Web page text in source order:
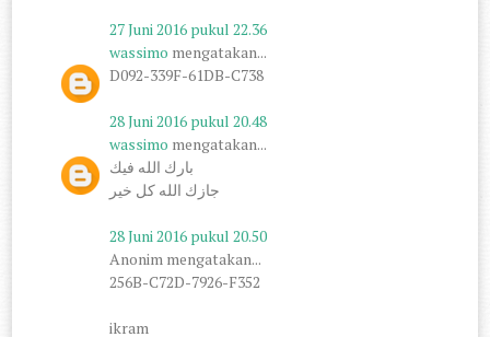
27 Juni 2016 pukul 22.36
wassimo mengatakan...
D092-339F-61DB-C738
28 Juni 2016 pukul 20.48
wassimo mengatakan...
بارك الله فيك
جازك الله كل خير
28 Juni 2016 pukul 20.50
Anonim mengatakan...
256B-C72D-7926-F352
ikram